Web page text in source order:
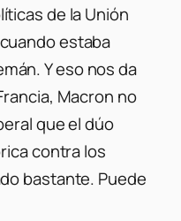
de la Unión
estaba
Y eso nos da
Macron no
que el dúo
contra los
bastante. Puede